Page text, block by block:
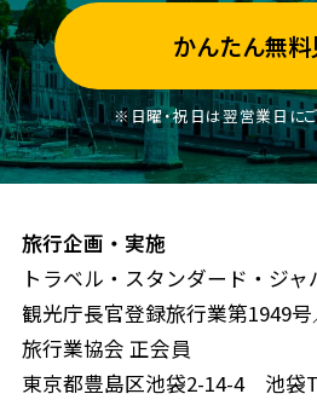
かんたん無料
※日曜・祝日は翌営業日に
旅行企画・実施
トラベル・スタンダード・ジ
観光庁長官登録旅行業第1949
旅行業協会 正会員
東京都豊島区池袋2-14-4 池袋